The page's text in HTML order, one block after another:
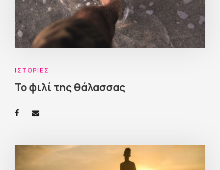
ΙΣΤΟΡΊΕΣ
Το φιλί της θάλασσας